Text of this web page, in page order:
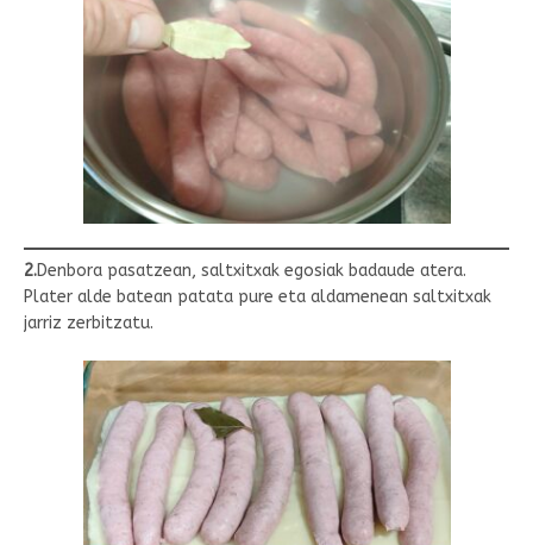
2.Denbora pasatzean, saltxitxak egosiak badaude atera.
Plater alde batean patata pure eta aldamenean saltxitxak
jarriz zerbitzatu.